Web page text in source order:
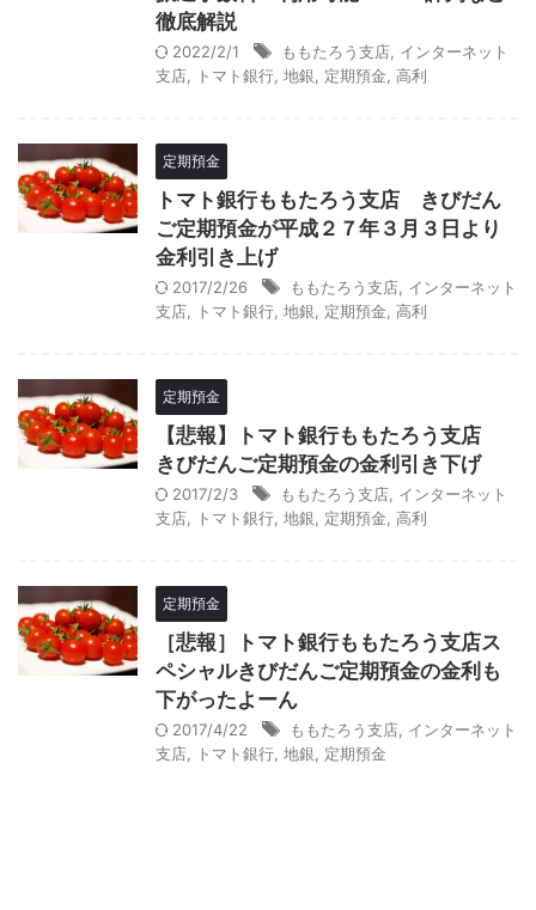
徹底解説
2022/2/1 ももたろう支店 インターネット
支店
トマト銀行 地銀 定期預金 高利
定期預金
トマト銀行ももたろう支店 きびだん
ご定期預金が平成２７年３月３日より
金利引き上げ
2017/2/26 ももたろう支店 インターネット
支店
トマト銀行 地銀 定期預金 高利
定期預金
【悲報】トマト銀行ももたろう支店
きびだんご定期預金の金利引き下げ
2017/2/3 ももたろう支店 インターネット
支店
トマト銀行 地銀 定期預金 高利
定期預金
［悲報］トマト銀行ももたろう支店ス
ペシャルきびだんご定期預金の金利も
下がったよーん
2017/4/22 ももたろう支店 インターネット
支店
トマト銀行 地銀 定期預金